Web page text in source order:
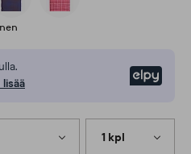
lisää
1 kpl